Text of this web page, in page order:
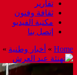
تقارير
ثقافة وفنون
مكتبة الفيديو
إتصل بنا
Home
» أخبار وطنية »